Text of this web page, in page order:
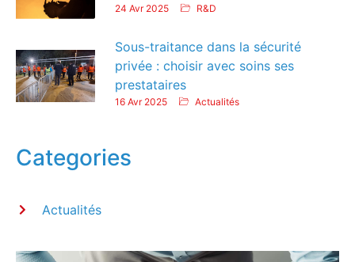
24 Avr 2025 R&D
Sous-traitance dans la sécurité
privée : choisir avec soins ses
prestataires
16 Avr 2025 Actualités
Categories
Actualités